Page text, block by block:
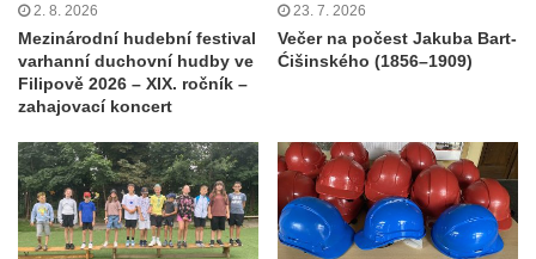
2. 8. 2026
Mezinárodní hudební festival
varhanní duchovní hudby ve
Filipově 2026 – XIX. ročník –
zahajovací koncert
23. 7. 2026
Večer na počest Jakuba Bart-
Ćišinského (1856–1909)